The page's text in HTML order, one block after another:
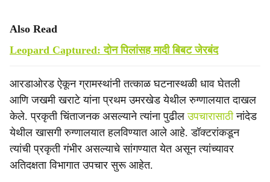
Also Read
Leopard Captured: दोन पिलांसह मादी बिबट जेरबंद
आरडाओरड ऐकून ग्रामस्थांनी तत्काळ घटनास्थळी धाव घेतली
आणि जखमी खराटे यांना प्रथम उमरखेड येथील रुग्णालयात दाखल
केले. प्रकृती चिंताजनक असल्याने त्यांना पुढीलउपचारासाठीनांदेड
येथील खासगी रुग्णालयात हलविण्यात आले आहे. डॉक्टरांकडून
त्यांची प्रकृती गंभीर असल्याचे सांगण्यात येत असून त्यांच्यावर
अतिदक्षता विभागात उपचार सुरू आहेत.